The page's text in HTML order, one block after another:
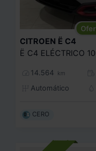
CITROEN Ë C4
14.564 km
Automático
CERO